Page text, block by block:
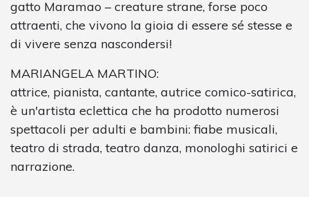
gatto Maramao – creature strane, forse poco
attraenti, che vivono la gioia di essere sé stesse e
di vivere senza nascondersi!
MARIANGELA MARTINO:
attrice, pianista, cantante, autrice comico-satirica,
è un'artista eclettica che ha prodotto numerosi
spettacoli per adulti e bambini: fiabe musicali,
teatro di strada, teatro danza, monologhi satirici e
narrazione.